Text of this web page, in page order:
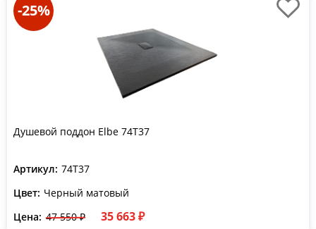
-25%
Душевой поддон Elbe 74T37
Артикул: 74T37
Цвет: Черный матовый
Цена: 47 550 ₽ 35 663 ₽